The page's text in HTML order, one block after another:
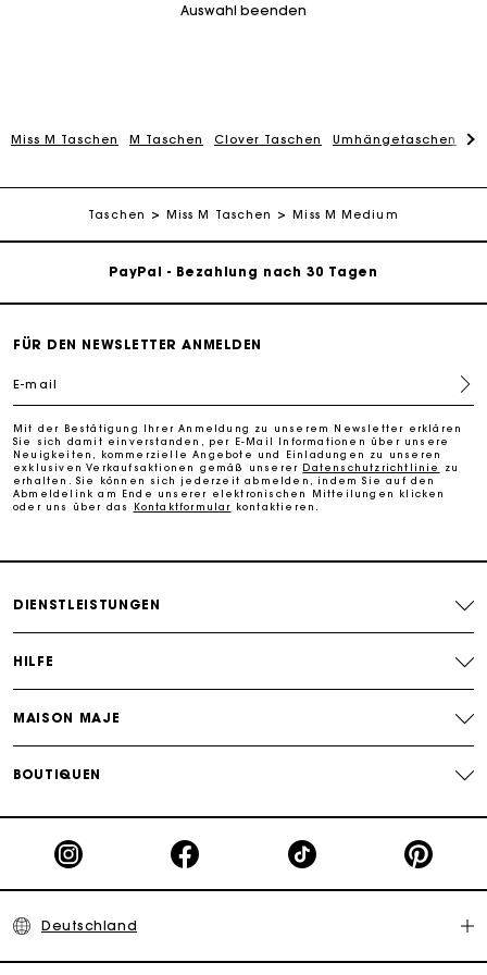
Auswahl beenden
Miss M Taschen M Taschen Clover Taschen Umhängetaschen
Taschen Miss M Taschen Miss M Medium
Die Maje-Geschenkkarte: Die beste Möglichkeit, das
Kostenlose Lieferung innerhalb von 2-3 Tagen
PayPal - Bezahlung nach 30 Tagen
Die Maje-Geschenkkarte: Die beste Möglichkeit, das
perfekte Geschenk zu machen
Kostenlose Lieferung innerhalb von 2-3 Tagen
PayPal - Bezahlung nach 30 Tagen
FÜR DEN NEWSLETTER ANMELDEN
E-mail
Mit der Bestätigung Ihrer Anmeldung zu unserem Newsletter erklären
Sie sich damit einverstanden, per E-Mail Informationen über unsere
Neuigkeiten, kommerzielle Angebote und Einladungen zu unseren
exklusiven Verkaufsaktionen gemäß unserer Datenschutzrichtlinie
zu
erhalten. Sie können sich jederzeit abmelden, indem Sie auf den
Abmeldelink am Ende unserer elektronischen Mitteilungen klicken
oder uns über das
Kontaktformular kontaktieren.
DIENSTLEISTUNGEN
HILFE
MAISON MAJE
BOUTIQUEN
Deutschland